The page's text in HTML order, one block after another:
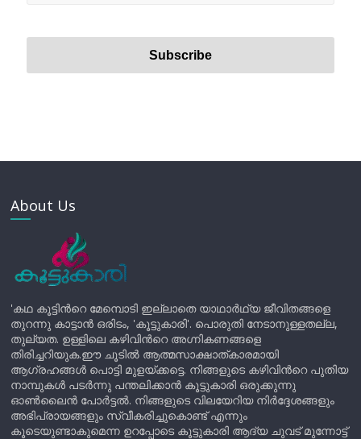
About Us
'കഥ കൂട്ടിന്‍റെ മേമ്പൊടി ഇല്ലാതെ യാഥാർഥ്യ ജീവിതങ്ങളെ
തുറന്നു കാട്ടാൻ ഒരിടം, 'കൂട്ടുകാരി'. പൊരുതി നേടാനുള്ളതല്ല,
തുല്യത. ഉള്ളിലെ കഴിവിന്‍റെ അഗ്നികണങ്ങളെ
തിരിച്ചറിയുക.ഈ ചൂടിൽ ആത്മസാക്ഷാത്കാരമായി
ആഗ്രഹങ്ങൾ പൊട്ടി മുളയ്ക്കട്ടെ. നിങ്ങളുടെ കഴിവിന്‍റെ പുതിയ
നാമ്പുകൾ പടർന്നു പന്തലിക്കാൻ കൂട്ടുകാരി ഒരുക്കുന്നു
ഓൺലൈൻ പോർട്ടൽ. നിങ്ങളുടെ വിലയേറിയ നിർദ്ദേശങ്ങളും
അഭിപ്രായങ്ങളും സ്വീകരിച്ചുകൊണ്ട് എന്നും
കൂടെയുണ്ടാകുമെന്ന ഉറപ്പോടെ കൂട്ടുകാരി ആദ്യ ചുവട് മുന്നോട്ട്